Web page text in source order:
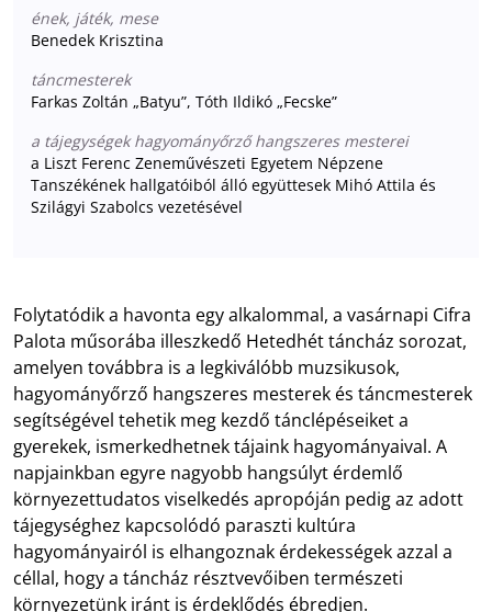
ének, játék, mese
Benedek Krisztina
táncmesterek
Farkas Zoltán „Batyu”, Tóth Ildikó „Fecske”
a tájegységek hagyományőrző hangszeres mesterei
a Liszt Ferenc Zeneművészeti Egyetem Népzene
Tanszékének hallgatóiból álló együttesek Mihó Attila és
Szilágyi Szabolcs vezetésével
Folytatódik a havonta egy alkalommal, a vasárnapi Cifra
Palota műsorába illeszkedő Hetedhét táncház sorozat,
amelyen továbbra is a legkiválóbb muzsikusok,
hagyományőrző hangszeres mesterek és táncmesterek
segítségével tehetik meg kezdő tánclépéseiket a
gyerekek, ismerkedhetnek tájaink hagyományaival. A
napjainkban egyre nagyobb hangsúlyt érdemlő
környezettudatos viselkedés apropóján pedig az adott
tájegységhez kapcsolódó paraszti kultúra
hagyományairól is elhangoznak érdekességek azzal a
céllal, hogy a táncház résztvevőiben természeti
környezetünk iránt is érdeklődés ébredjen.